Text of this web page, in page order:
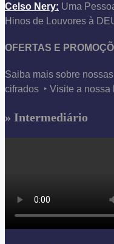
Celso Nery: Uma
Hinos de Louvores à
OFERTAS E
Saiba mais sobre
cifrados ‣ Visite a nossa
» Intermediário